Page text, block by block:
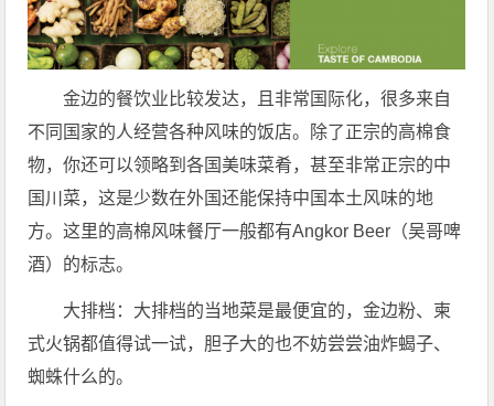
金边的餐饮业比较发达，且非常国际化，很多来自
不同国家的人经营各种风味的饭店。除了正宗的高棉食
物，你还可以领略到各国美味菜肴，甚至非常正宗的中
国川菜，这是少数在外国还能保持中国本土风味的地
方。这里的高棉风味餐厅一般都有Angkor Beer（吴哥啤
酒）的标志。
大排档：大排档的当地菜是最便宜的，金边粉、柬
式火锅都值得试一试，胆子大的也不妨尝尝油炸蝎子、
蜘蛛什么的。